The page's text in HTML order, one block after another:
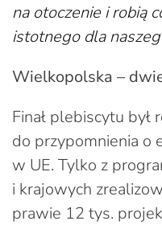
na otoczenie i robią
istotnego dla
Wielkopolska –
Finał plebiscytu był
do przypomnienia o
w UE. Tylko z
i krajowych
prawie 12 tys.